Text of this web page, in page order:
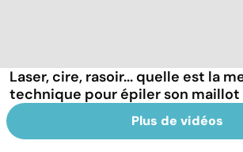
Laser, cire, rasoir... quelle est la
technique pour épiler son maillot
Plus de vidéos